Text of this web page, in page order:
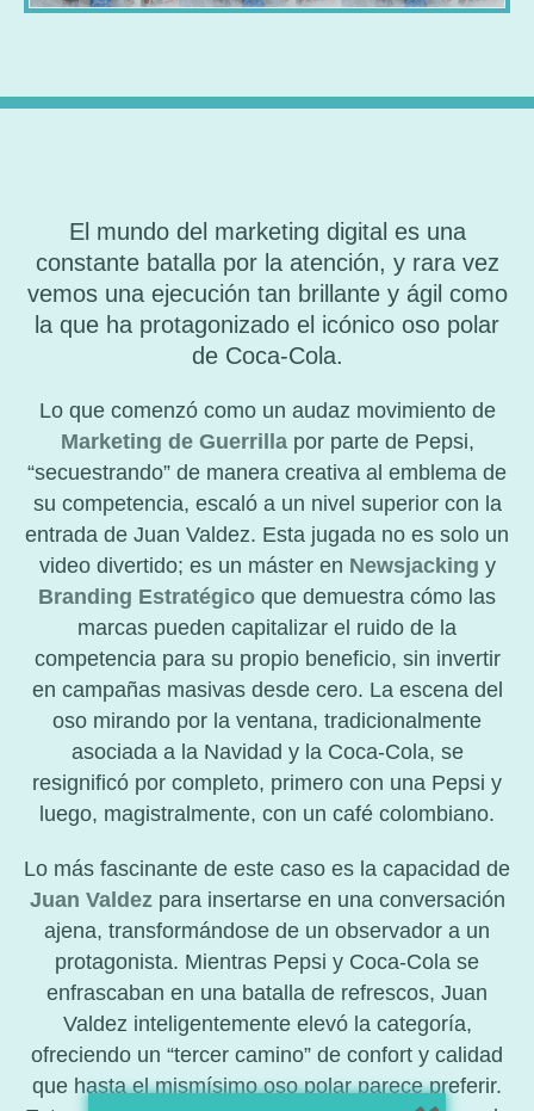
El mundo del marketing digital es una
constante batalla por la atención, y rara vez
vemos una ejecución tan brillante y ágil como
la que ha protagonizado el icónico oso polar
de Coca-Cola.
Lo que comenzó como un audaz movimiento de
Marketing de Guerrillapor parte de Pepsi,
“secuestrando” de manera creativa al emblema de
su competencia, escaló a un nivel superior con la
entrada de Juan Valdez. Esta jugada no es solo un
video divertido; es un máster en Newsjacking y
Branding Estratégico que demuestra cómo las
marcas pueden capitalizar el ruido de la
competencia para su propio beneficio, sin invertir
en campañas masivas desde cero. La escena del
oso mirando por la ventana, tradicionalmente
asociada a la Navidad y la Coca-Cola, se
resignificó por completo, primero con una Pepsi y
luego, magistralmente, con un café colombiano.
Lo más fascinante de este caso es la capacidad de
Juan Valdezpara insertarse en una conversación
ajena, transformándose de un observador a un
protagonista. Mientras Pepsi y Coca-Cola se
enfrascaban en una batalla de refrescos, Juan
Valdez inteligentemente elevó la categoría,
ofreciendo un “tercer camino” de confort y calidad
que hasta el mismísimo oso polar parece preferir.